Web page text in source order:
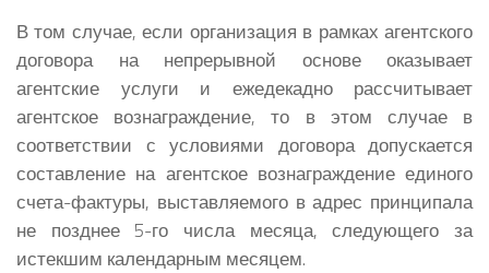
В том случае, если организация в рамках агентского
договора на непрерывной основе оказывает
агентские услуги и ежедекадно рассчитывает
агентское вознаграждение, то в этом случае в
соответствии с условиями договора допускается
составление на агентское вознаграждение единого
счета-фактуры, выставляемого в адрес принципала
не позднее 5-го числа месяца, следующего за
истекшим календарным месяцем.